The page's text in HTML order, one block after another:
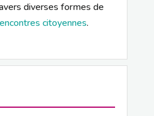
diverses formes de
citoyennes.